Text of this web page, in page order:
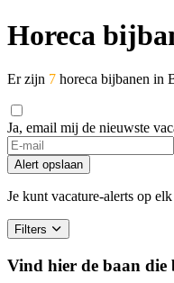
Horeca
Er zijn 7 horeca bijbanen in
Ja, email mij de nieuwste
Alert opslaan
Je kunt vacature-alerts op
Filters
Vind hier de baan die